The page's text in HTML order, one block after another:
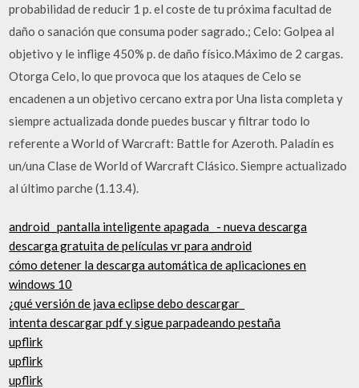
probabilidad de reducir 1 p. el coste de tu próxima facultad de
daño o sanación que consuma poder sagrado.; Celo: Golpea al
objetivo y le inflige 450% p. de daño físico.Máximo de 2 cargas.
Otorga Celo, lo que provoca que los ataques de Celo se
encadenen a un objetivo cercano extra por Una lista completa y
siempre actualizada donde puedes buscar y filtrar todo lo
referente a World of Warcraft: Battle for Azeroth. Paladín es
un/una Clase de World of Warcraft Clásico. Siempre actualizado
al último parche (1.13.4).
android _pantalla inteligente apagada_ - nueva descarga
descarga gratuita de películas vr para android
cómo detener la descarga automática de aplicaciones en
windows 10
¿qué versión de java eclipse debo descargar_
intenta descargar pdf y sigue parpadeando pestaña
upflirk
upflirk
upflirk